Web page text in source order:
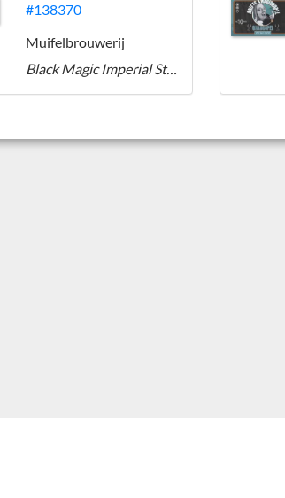
#138370
Muifelbrouwerij
Black Magic Imperial Stout Special Edition 2026